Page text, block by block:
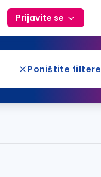
Prijavite se
Poništite filtere